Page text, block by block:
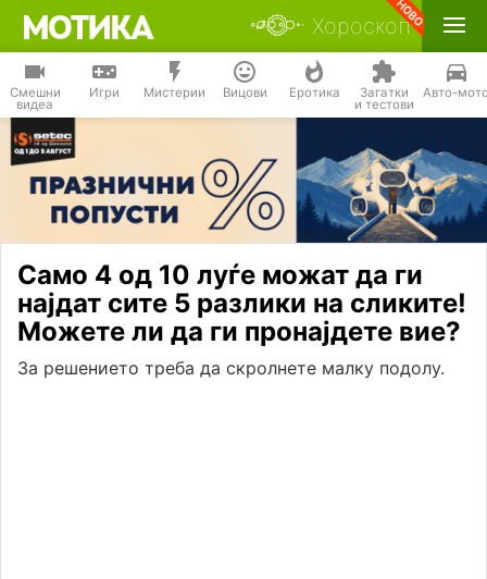
Хороскоп
Смешни
видеа
Игри Мистерии Вицови Еротика Загатки
и тестови
Авто-
Само 4 од 10 луѓе можат да ги
најдат сите 5 разлики на сликите!
Можете ли да ги пронајдете вие?
За решението треба да скролнете малку подолу.